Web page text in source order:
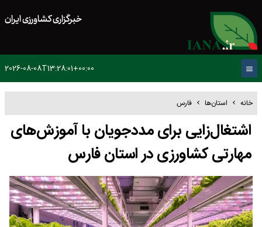
خبرگزاری کشاورزی ایران
2026-08-08T13:28:01+00:00
خانه استان‌ها فارس
اشتغال‌زایی برای مددجویان با آموزش‌های
مهارتی کشاورزی در استان فارس